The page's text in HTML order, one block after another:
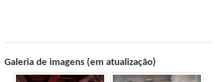
Galeria de imagens (em atualização)